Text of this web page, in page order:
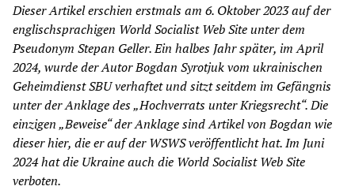
Dieser Artikel erschien erstmals am 6. Oktober 2023 auf der
englischsprachigen World Socialist Web Site unter dem
Pseudonym Stepan Geller. Ein halbes Jahr später, im April
2024, wurde der Autor Bogdan Syrotjuk vom ukrainischen
Geheimdienst SBU verhaftet und sitzt seitdem im Gefängnis
unter der Anklage des „Hochverrats unter Kriegsrecht“. Die
einzigen „Beweise“ der Anklage sind Artikel von Bogdan wie
dieser hier, die er auf der WSWS veröffentlicht hat. Im Juni
2024 hat die Ukraine auch die World Socialist Web Site
verboten.